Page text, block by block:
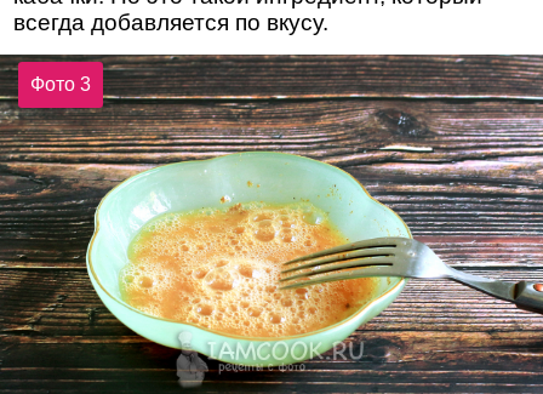
всегда добавляется по вкусу.
Фото 3